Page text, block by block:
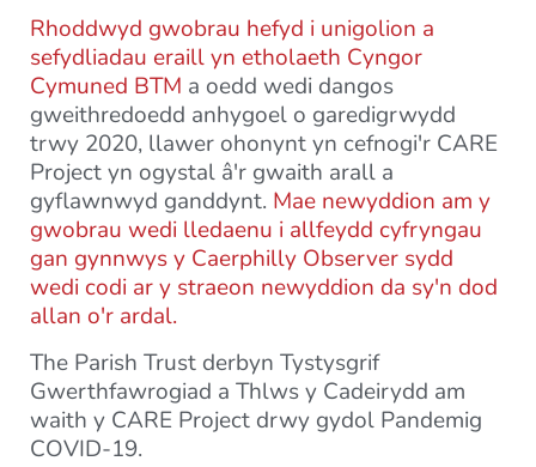
Rhoddwyd gwobrau hefyd i unigolion a
sefydliadau eraill yn etholaeth Cyngor
Cymuned BTM a oedd wedi dangos
gweithredoedd anhygoel o garedigrwydd
trwy 2020, llawer ohonynt yn cefnogi'r CARE
Project yn ogystal â'r gwaith arall a
gyflawnwyd ganddynt. Mae newyddion am y
gwobrau wedi lledaenu i allfeydd cyfryngau
gan gynnwys y Caerphilly Observer sydd
wedi codi ar y straeon newyddion da sy'n dod
allan o'r ardal.
The Parish Trust derbyn Tystysgrif
Gwerthfawrogiad a Thlws y Cadeirydd am
waith y CARE Project drwy gydol Pandemig
COVID-19.